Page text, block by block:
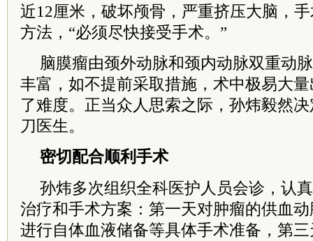
近12厘米，破坏颅骨，严重挤压大脑，
方法，“必须尽快接受手术。”
脑膜瘤由颈外动脉和颈内动脉双重动
丰富，如不提前采取措施，术中极易大
了难度。正当众人思索之际，孙炜毅然
刀医生。
密切配合顺利手术
孙炜多次组织全科医护人员会诊，认
治疗和手术方案：第一天对肿瘤的供血
进行自体血液储备等具体手术准备，第